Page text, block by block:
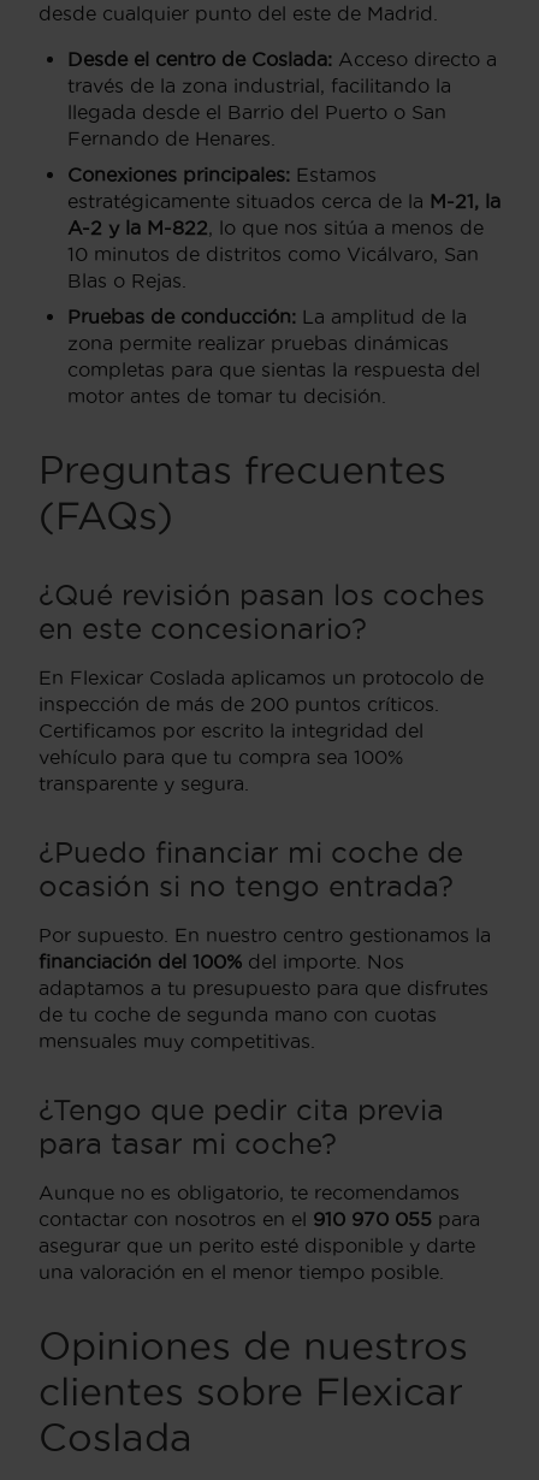
desde cualquier punto del este de Madrid.
Desde el centro de Coslada: Acceso directo a
través de la zona industrial, facilitando la
llegada desde el Barrio del Puerto o San
Fernando de Henares.
Conexiones principales: Estamos
estratégicamente situados cerca de la M-21, la
A-2 y la M-822 , lo que nos sitúa a menos de
10 minutos de distritos como Vicálvaro, San
Blas o Rejas.
Pruebas de conducción: La amplitud de la
zona permite realizar pruebas dinámicas
completas para que sientas la respuesta del
motor antes de tomar tu decisión.
Preguntas frecuentes
(FAQs)
¿Qué revisión pasan los coches
en este concesionario?
En Flexicar Coslada aplicamos un protocolo de
inspección de más de 200 puntos críticos.
Certificamos por escrito la integridad del
vehículo para que tu compra sea 100%
transparente y segura.
¿Puedo financiar mi coche de
ocasión si no tengo entrada?
Por supuesto. En nuestro centro gestionamos la
financiación del 100% del importe. Nos
adaptamos a tu presupuesto para que disfrutes
de tu coche de segunda mano con cuotas
mensuales muy competitivas.
¿Tengo que pedir cita previa
para tasar mi coche?
Aunque no es obligatorio, te recomendamos
contactar con nosotros en el 910 970 055 para
asegurar que un perito esté disponible y darte
una valoración en el menor tiempo posible.
Opiniones de nuestros
clientes sobre Flexicar
Coslada